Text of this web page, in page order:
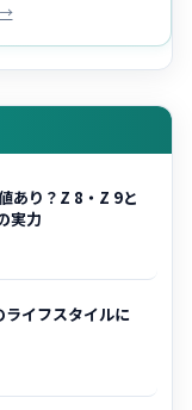
→
あり？Z 8・Z 9と
実力
イフスタイルに